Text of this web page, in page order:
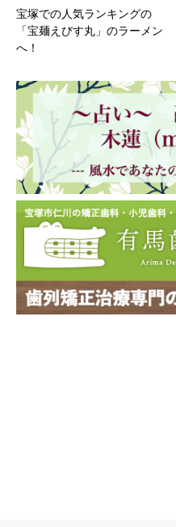
宝塚での人気ランキングの
「宝麺えびす丸」のラーメン
へ！